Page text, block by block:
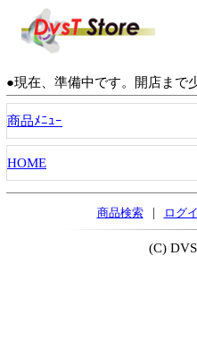
●現在、準備中です。開店まで
商品ﾒﾆｭｰ
HOME
商品検索 | ログ
(C)